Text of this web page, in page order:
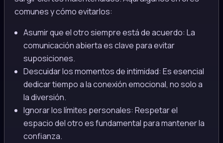
comunes y cómo evitarlos:
Asumir que el otro siempre está de acuerdo: La
comunicación abierta es clave para evitar
suposiciones.
Descuidar los momentos de intimidad: Es esencial
dedicar tiempo a la conexión emocional, no solo a
la diversión.
Ignorar los límites personales: Respetar el
espacio del otro es fundamental para mantener la
confianza.